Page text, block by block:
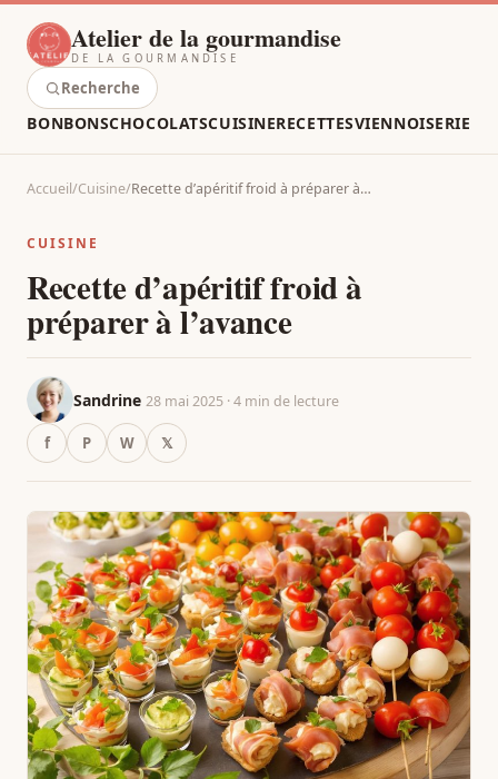
Atelier de la gourmandise
DE LA GOURMANDISE
BONBONSCHOCOLATSCUISINERECETTESVIENNOISERIE
Recherche
Accueil/Cuisine/Recette d’apéritif froid à préparer à…
CUISINE
Recette d’apéritif froid à
préparer à l’avance
Sandrine 28 mai 2025 · 4 min de lecture
f P W 𝕏